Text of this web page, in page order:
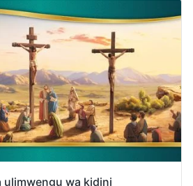
4:7). Si huku ni kufuata
Kutenda kwa njia hii
tunastahili kunyakuliwa na
wa mbinguni, hivyo kwa nini
kazi ya Mungu ya hukumu
za mwisho kabla tuweze
wa mbinguni?
ulimwengu wa kidini